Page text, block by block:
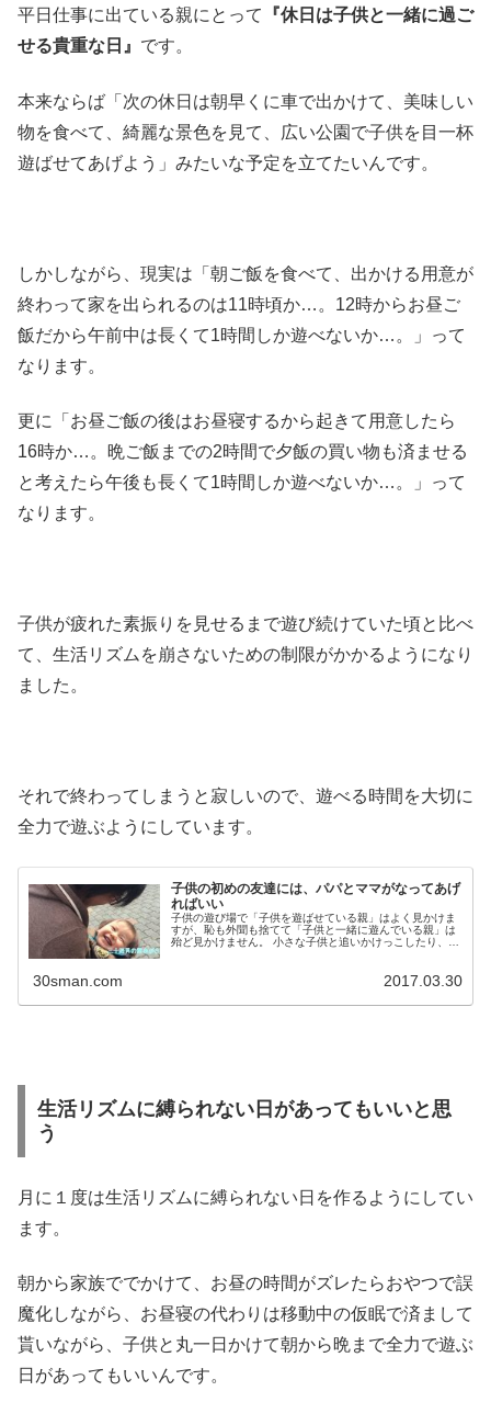
平日仕事に出ている親にとって
『休日は子供と一緒に過ご
せる貴重な日』 です。
本来ならば「次の休日は朝早くに車で出かけて、美味しい
物を食べて、綺麗な景色を見て、広い公園で子供を目一杯
遊ばせてあげよう」みたいな予定を立てたいんです。
しかしながら、現実は「朝ご飯を食べて、出かける用意が
終わって家を出られるのは11時頃か…。12時からお昼ご
飯だから午前中は長くて1時間しか遊べないか…。」って
なります。
更に「お昼ご飯の後はお昼寝するから起きて用意したら
16時か…。晩ご飯までの2時間で夕飯の買い物も済ませる
と考えたら午後も長くて1時間しか遊べないか…。」って
なります。
子供が疲れた素振りを見せるまで遊び続けていた頃と比べ
て、生活リズムを崩さないための制限がかかるようになり
ました。
それで終わってしまうと寂しいので、遊べる時間を大切に
全力で遊ぶようにしています。
子供の初めの友達には、パパとママがなってあげ
ればいい
子供の遊び場で「子供を遊ばせている親」はよく見かけま
すが、恥も外聞も捨てて「子供と一緒に遊んでいる親」は
殆ど見かけません。 小さな子供と追いかけっこしたり、お
30sman.com 2017.03.30
生活リズムに縛られない日があってもいいと思
う
月に１度は生活リズムに縛られない日を作るようにしてい
ます。
朝から家族ででかけて、お昼の時間がズレたらおやつで誤
魔化しながら、お昼寝の代わりは移動中の仮眠で済まして
貰いながら、子供と丸一日かけて朝から晩まで全力で遊ぶ
日があってもいいんです。